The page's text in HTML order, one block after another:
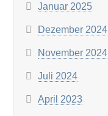
Januar 2025
Dezember 2024
November 2024
Juli 2024
April 2023